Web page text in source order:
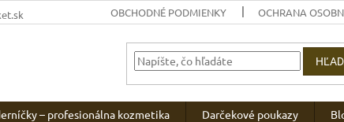
OBCHODNÉ PODMIENKY OCHRANA
– profesionálna kozmetika Darčekové poukazy